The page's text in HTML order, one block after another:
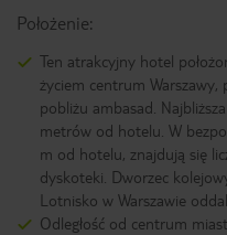
Położenie:
Ten atrakcyjny hotel
życiem centrum
pobliżu ambasad.
metrów od hotelu. W
m od hotelu, znajdują się
dyskoteki. Dworzec
Lotnisko w Warszawie
Odległość od centrum